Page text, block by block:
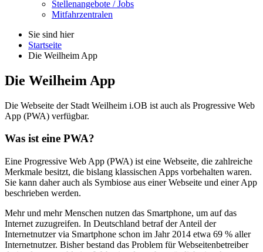
Stellenangebote / Jobs
Mitfahrzentralen
Sie sind hier
Startseite
Die Weilheim App
Die Weilheim App
Die Webseite der Stadt Weilheim i.OB ist auch als Progressive Web
App (PWA) verfügbar.
Was ist eine PWA?
Eine Progressive Web App (PWA) ist eine Webseite, die zahlreiche
Merkmale besitzt, die bislang klassischen Apps vorbehalten waren.
Sie kann daher auch als Symbiose aus einer Webseite und einer App
beschrieben werden.
Mehr und mehr Menschen nutzen das Smartphone, um auf das
Internet zuzugreifen. In Deutschland betraf der Anteil der
Internetnutzer via Smartphone schon im Jahr 2014 etwa 69 % aller
Internetnutzer. Bisher bestand das Problem für Webseitenbetreiber